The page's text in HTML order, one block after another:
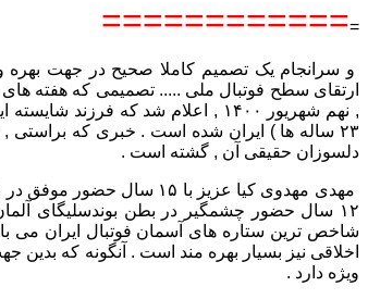
=
============
و سرانجام یک تصمیم کاملا صحیح در جهت بهره
ارتقای سطح فوتبال ملی ..... تصمیمی که هفته های
, نهم شهریور ۱۴۰۰ , اعلام شد که
۲۳ ساله ها ) ایران شده است . خبری که
دلسوزان حقیقی آن , گشته است .
مهدی مهدوی کیا عزیز با ۱۵
۱۲ سال حضور چشمگیر در بطن بوندسلیگای
شاخص ترین ستاره های آسمان فوتبال ایران می
اخلاقی نیز بسیار بهره مند است . آنگونه که بدین
ویژه دارد .